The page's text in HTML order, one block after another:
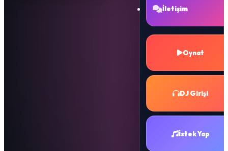
İletişim
Oynat
DJ Girişi
İstek Yap